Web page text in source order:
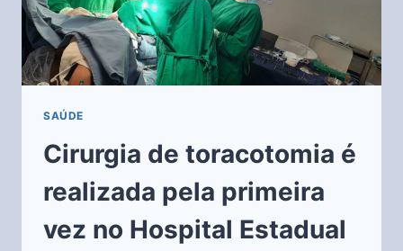
SAÚDE
Cirurgia de toracotomia é
realizada pela primeira
vez no Hospital Estadual